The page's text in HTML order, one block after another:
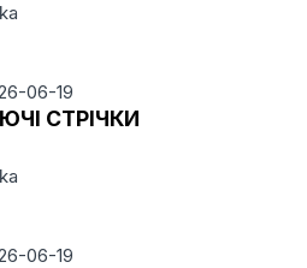
06-19
СТРІЧКИ
06-19